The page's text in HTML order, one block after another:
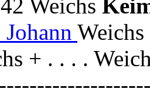
Weichs
+ . . . .